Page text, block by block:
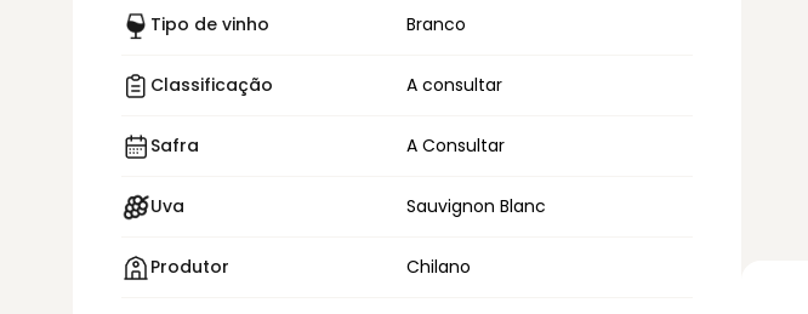
Tipo de vinho Branco
Classificação A consultar
Safra A Consultar
Uva Sauvignon Blanc
Produtor Chilano